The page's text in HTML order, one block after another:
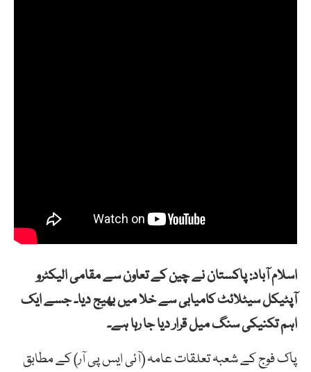
اسلام آباد: پاکستان نے چین کے تعاون سے مقامی الیکٹرو
آپٹیکل سیٹلائٹ کامیابی سے خلا میں بھیج دیا۔ جسے ایک
اہم تکنیکی سنگ میل قرار دیا جا رہا ہے۔
پاک فوج کے شعبہ تعلقات عامہ (آئی ایس پی آر) کے مطابق